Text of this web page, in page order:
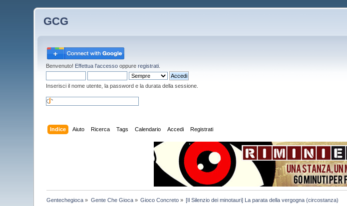
GCG
Benvenuto! Effettua l'accesso oppureregistrati
Inserisci il nome utente, la password e la durata della sessione.
Indice Aiuto Ricerca Tags Calendario Accedi Registrati
Gentechegioca » Gente Che Gioca» Gioco Concreto » [Il Silenzio dei minotauri] La parata della vergogna (circostanza)